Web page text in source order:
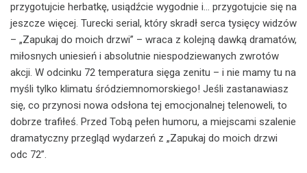
przygotujcie herbatkę, usiądźcie wygodnie i… przygotujcie się na
jeszcze więcej. Turecki serial, który skradł serca tysięcy widzów
– „Zapukaj do moich drzwi” – wraca z kolejną dawką dramatów,
miłosnych uniesień i absolutnie niespodziewanych zwrotów
akcji. W odcinku 72 temperatura sięga zenitu – i nie mamy tu na
myśli tylko klimatu śródziemnomorskiego! Jeśli zastanawiasz
się, co przynosi nowa odsłona tej emocjonalnej telenoweli, to
dobrze trafiłeś. Przed Tobą pełen humoru, a miejscami szalenie
dramatyczny przegląd wydarzeń z „Zapukaj do moich drzwi
odc 72”.